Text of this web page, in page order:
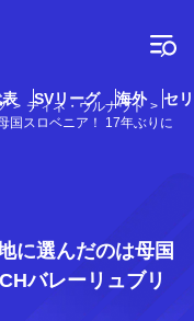
SVリーグ 海外 セ
ティネ・ウルナウト
国スロベニア！ 17年ぶりに
に選んだのは母国
バレーリュブリ